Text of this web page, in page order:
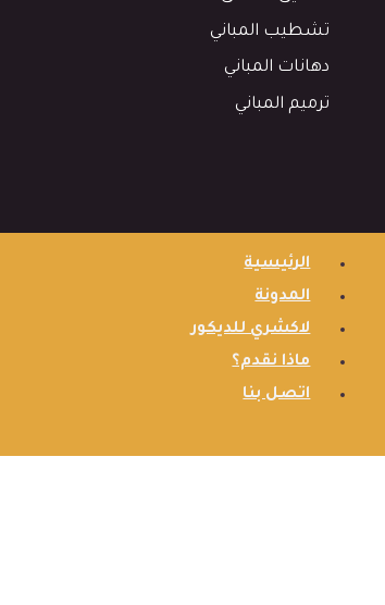
تشطيب المباني
دهانات المباني
ترميم المباني
الرئيسية
المدونة
لاكشري للديكور
ماذا نقدم؟
اتصل بنا